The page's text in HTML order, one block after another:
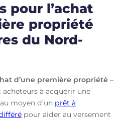
pour l’achat
propriété
du Nord-
d’une première propriété –
acheteurs à acquérir une
moyen d’un prêt à
pour aider au versement